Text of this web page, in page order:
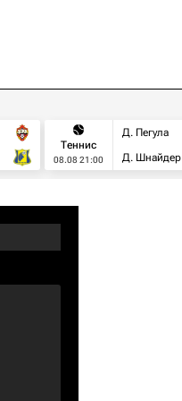
Теннис
08.08 21:00
Д. Пегула
Д. Шнайдер